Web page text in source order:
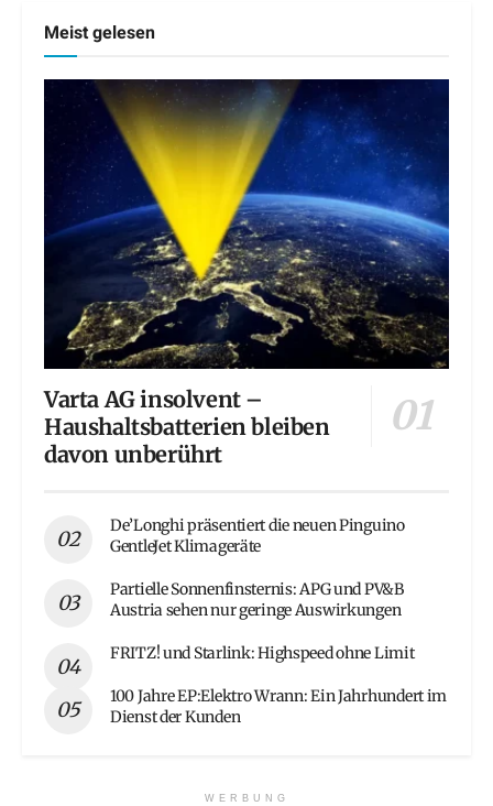
Meist gelesen
Varta AG insolvent –
Haushaltsbatterien bleiben
davon unberührt
De’Longhi präsentiert die neuen Pinguino
GentleJet Klimageräte
Partielle Sonnenfinsternis: APG und PV&B
Austria sehen nur geringe Auswirkungen
FRITZ! und Starlink: Highspeed ohne Limit
100 Jahre EP:Elektro Wrann: Ein Jahrhundert im
Dienst der Kunden
WERBUNG